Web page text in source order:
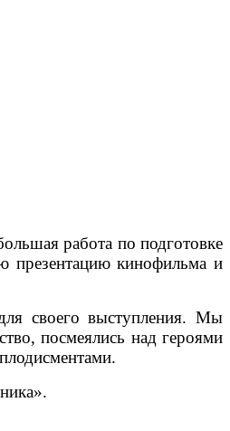
кино.
работа по подготовке
презентацию кинофильма и
своего выступления. Мы
посмеялись над героями